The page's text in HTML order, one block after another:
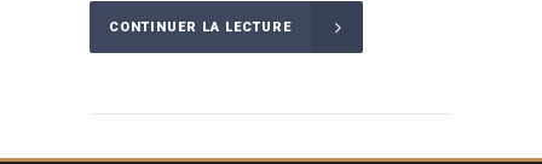
CONTINUER LA LECTURE